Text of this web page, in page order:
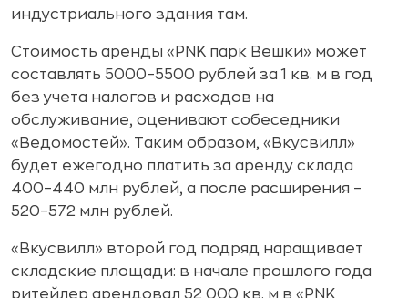
индустриального здания там.
Стоимость аренды «PNK парк Вешки» может
составлять 5000–5500 рублей за 1 кв. м в год
без учета налогов и расходов на
обслуживание, оценивают собеседники
«Ведомостей». Таким образом, «Вкусвилл»
будет ежегодно платить за аренду склада
400–440 млн рублей, а после расширения –
520–572 млн рублей.
«Вкусвилл» второй год подряд наращивает
складские площади: в начале прошлого года
ритейлер арендовал 52 000 кв. м в «PNK